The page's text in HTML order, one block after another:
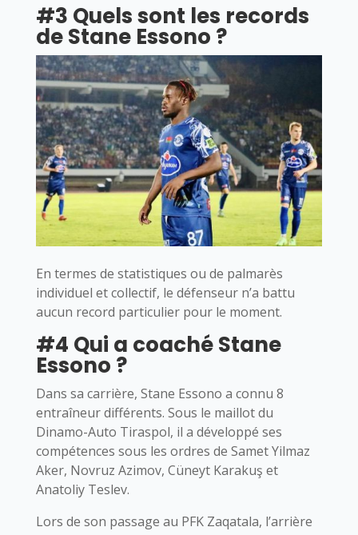
#3 Quels sont les records
de Stane Essono ?
En termes de statistiques ou de palmarès
individuel et collectif, le défenseur n’a battu
aucun record particulier pour le moment.
#4 Qui a coaché Stane
Essono ?
Dans sa carrière, Stane Essono a connu 8
entraîneur différents. Sous le maillot du
Dinamo-Auto Tiraspol, il a développé ses
compétences sous les ordres de Samet Yilmaz
Aker, Novruz Azimov, Cüneyt Karakuş et
Anatoliy Teslev.
Lors de son passage au PFK Zaqatala, l’arrière